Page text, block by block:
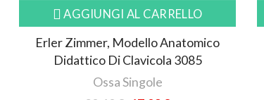
AGGIUNGI AL CARRELLO
Erler Zimmer, Modello Anatomico
Didattico Di Clavicola 3085
Ossa Singole